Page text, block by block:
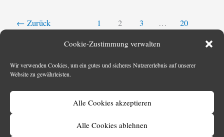
Cookie-Zustimmung verwalten
Wir verwenden Cookies, um ein gutes und sicheres Nutzererlebnis auf unserer
Website zu gewährleisten.
Alle Cookies akzeptieren
Alle Cookies ablehnen
to
← Zurück 1 2 3 …
20
→
Copyright © 2026AFC Bochum Miners e.V.